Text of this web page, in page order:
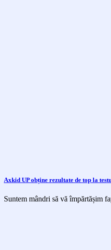
Axkid UP obține rezultate de top la
Suntem mândri să vă împărtășim